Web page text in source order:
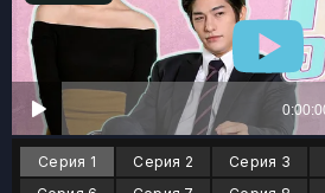
Серия 1 Серия 2 Серия 3